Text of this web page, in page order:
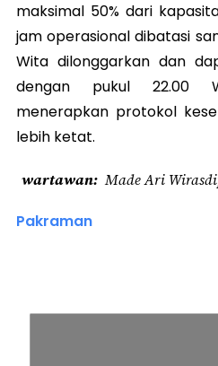
maksimal 50% dari
jam operasional dibatasi
Wita dilonggarkan dan
dengan pukul 22.00
menerapkan protokol
lebih ketat.
wartawan Made Ari
Pakraman